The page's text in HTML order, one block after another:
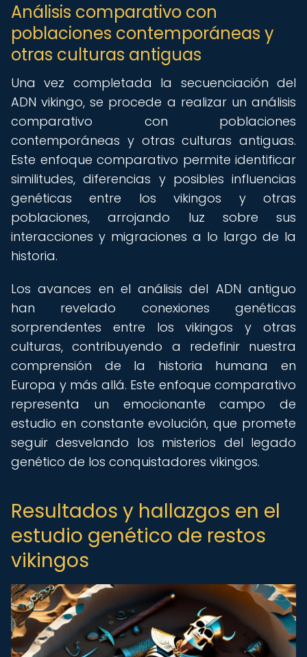
Análisis comparativo con
poblaciones contemporáneas y
otras culturas antiguas
Una vez completada la secuenciación del
ADN vikingo, se procede a realizar un análisis
comparativo con poblaciones
contemporáneas y otras culturas antiguas.
Este enfoque comparativo permite identificar
similitudes, diferencias y posibles influencias
genéticas entre los vikingos y otras
poblaciones, arrojando luz sobre sus
interacciones y migraciones a lo largo de la
historia.
Los avances en el análisis del ADN antiguo
han revelado conexiones genéticas
sorprendentes entre los vikingos y otras
culturas, contribuyendo a redefinir nuestra
comprensión de la historia humana en
Europa y más allá. Este enfoque comparativo
representa un emocionante campo de
estudio en constante evolución, que promete
seguir desvelando los misterios del legado
genético de los conquistadores vikingos.
Resultados y hallazgos en el
estudio genético de restos
vikingos